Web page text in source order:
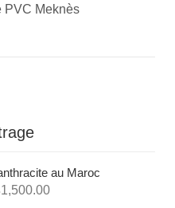
PVC Meknès
au Maroc
1,500.00Le